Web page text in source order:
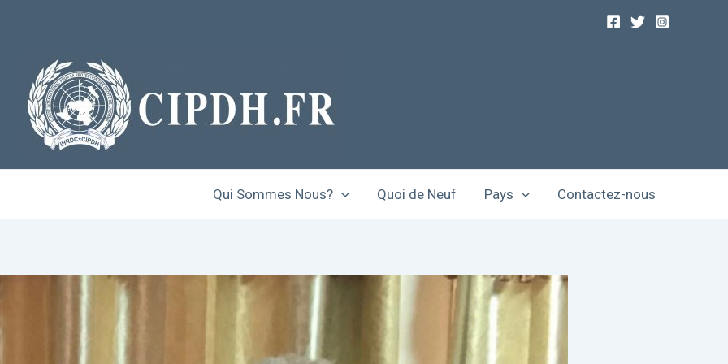
Qui Sommes Nous? Quoi de Neuf Pays Contactez-nous